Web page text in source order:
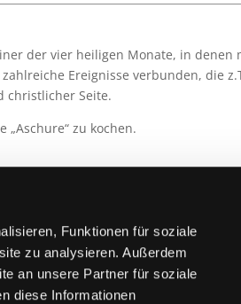
Funktionen für soziale
zu analysieren. Außerdem
an unsere Partner für soziale
diese Informationen
der vier heiligen Monate, in
Ereignisse verbunden, die
christlicher Seite.
zu kochen.